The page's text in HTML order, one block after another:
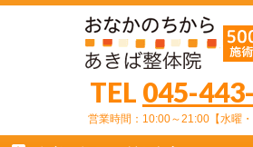
TEL 045-
営業時間：10:00～21:00【水曜・